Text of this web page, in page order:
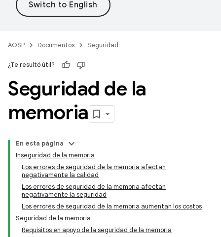
AOSP Documentos Seguridad
¿Te resultó útil?
Seguridad de la
memoria
En esta página
Inseguridad de la memoria
Los errores de seguridad de la memoria afectan
negativamente la calidad
Los errores de seguridad de la memoria afectan
negativamente la seguridad
Los errores de seguridad de la memoria aumentan los costos
Seguridad de la memoria
Requisitos en apoyo de la seguridad de la memoria